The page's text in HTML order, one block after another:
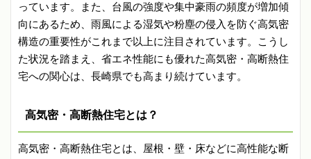
っています。また、台風の強度や集中豪雨の頻度が増加傾
向にあるため、雨風による湿気や粉塵の侵入を防ぐ高気密
構造の重要性がこれまで以上に注目されています。こうし
た状況を踏まえ、省エネ性能にも優れた高気密・高断熱住
宅への関心は、長崎県でも高まり続けています。
高気密・高断熱住宅とは？
高気密・高断熱住宅とは、屋根・壁・床などに高性能な断